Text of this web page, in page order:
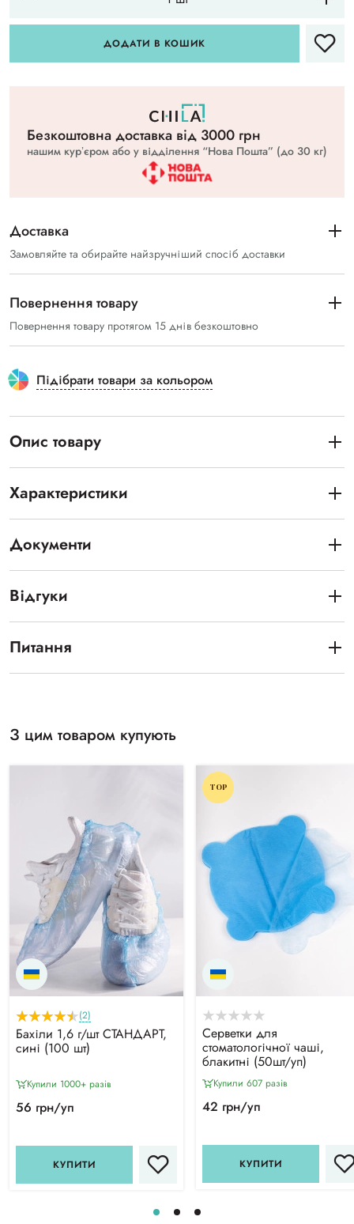
ДОДАТИ В КОШИК
Безкоштовна доставка вiд 3000 грн
нашим курʼєром або у відділення “Нова Пошта” (до 30 кг)
Доставка
Замовляйте та обирайте найзручніший спосіб доставки
Повернення товару
Повернення товару протягом 15 днів безкоштовно
Підібрати товари за кольором
Опис товару
Характеристики
Документи
Відгуки
Питання
З цим товаром купують
(2)
Бахіли 1,6 г/шт СТАНДАРТ,
сині (100 шт)
Купили 1000+ разiв
56 грн/уп
КУПИТИ
TOP
Серветки для
стоматологічної чаші,
блакитні (50шт/уп)
Купили 607 разiв
42 грн/уп
КУПИТИ